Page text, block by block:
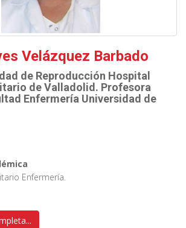
Velázquez Barbado
de Reproducción Hospital
de Valladolid. Profesora
Enfermería Universidad de
Enfermería.